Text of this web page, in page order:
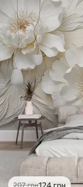
207грн124 грн